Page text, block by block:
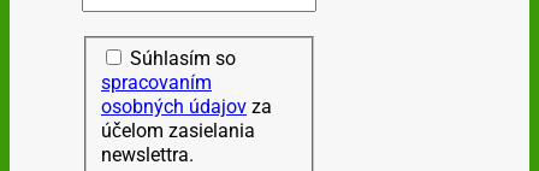
Súhlasím so
spracovaním
osobných údajov za
účelom zasielania
newslettra.